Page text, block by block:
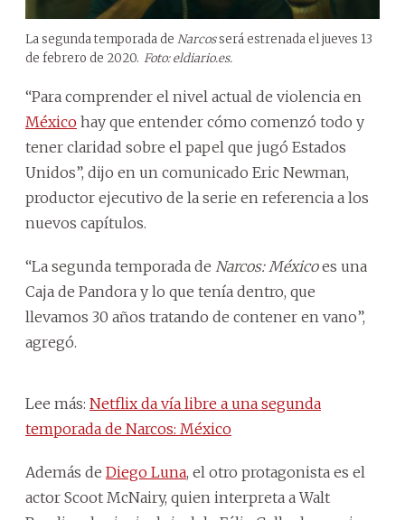
La segunda temporada de Narcosserá estrenada el jueves 13
de febrero de 2020. Foto: eldiario.es.
“Para comprender el nivel actual de violencia en
México hay que entender cómo comenzó todo y
tener claridad sobre el papel que jugó Estados
Unidos”, dijo en un comunicado Eric Newman,
productor ejecutivo de la serie en referencia a los
nuevos capítulos.
“La segunda temporada de Narcos: Méxicoes una
Caja de Pandora y lo que tenía dentro, que
llevamos 30 años tratando de contener en vano”,
agregó.
Lee más: Netflix da vía libre a una segunda
temporada de Narcos: México
Además de Diego Luna, el otro protagonista es el
actor Scoot McNairy, quien interpreta a Walt